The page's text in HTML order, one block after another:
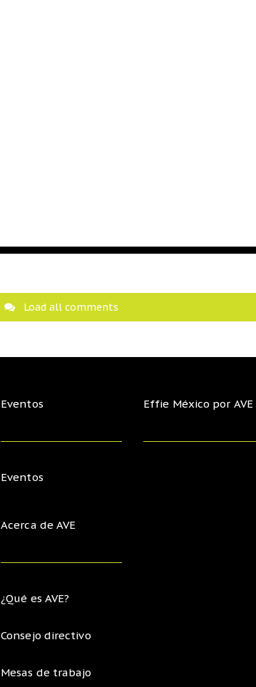
Load all comments
Eventos
Eventos
Acerca de AVE
¿Qué es AVE?
Consejo directivo
Mesas de trabajo
Effie México por AVE